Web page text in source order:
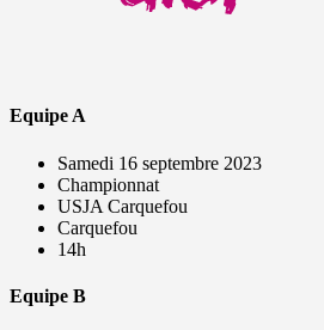
Equipe A
Samedi 16 septembre 2023
Championnat
USJA Carquefou
Carquefou
14h
Equipe B